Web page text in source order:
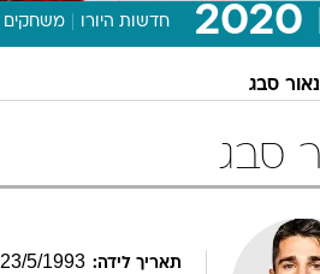
חדשות היורו משחקים
נאור סבג
סבג
תאריך לידה: 23/5/1993